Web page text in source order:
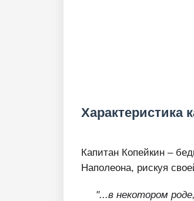
Характеристика
Капитан Копейкин –
Наполеона, рискуя
"...в некотором